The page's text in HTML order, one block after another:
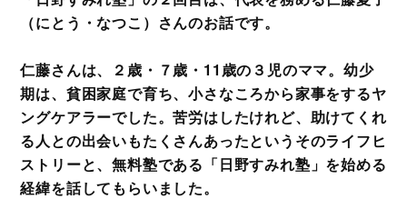
（にとう・なつこ）さんのお話です。
仁藤さんは、２歳・７歳・11歳の３児のママ。幼少
期は、貧困家庭で育ち、小さなころから家事をするヤ
ングケアラーでした。苦労はしたけれど、助けてくれ
る人との出会いもたくさんあったというそのライフヒ
ストリーと、無料塾である「日野すみれ塾」を始める
経緯を話してもらいました。